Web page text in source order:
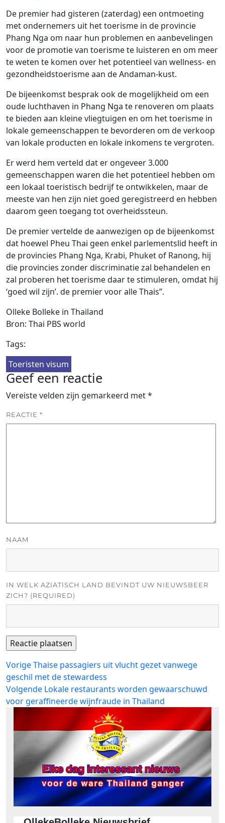
De premier had gisteren (zaterdag) een ontmoeting
met ondernemers uit het toerisme in de provincie
Phang Nga om naar hun problemen en aanbevelingen
voor de promotie van toerisme te luisteren en om meer
te weten te komen over het potentieel van wellness- en
gezondheidstoerisme aan de Andaman-kust.
De bijeenkomst besprak ook de mogelijkheid om een ​​
oude luchthaven in Phang Nga te renoveren om plaats
te bieden aan kleine vliegtuigen en om het toerisme in
lokale gemeenschappen te bevorderen om de verkoop
van lokale producten en lokale inkomens te vergroten.
Er werd hem verteld dat er ongeveer 3.000
gemeenschappen waren die het potentieel hebben om
een ​​lokaal toeristisch bedrijf te ontwikkelen, maar de
meeste van hen zijn niet goed geregistreerd en hebben
daarom geen toegang tot overheidssteun.
De premier vertelde de aanwezigen op de bijeenkomst
dat hoewel Pheu Thai geen enkel parlementslid heeft in
de provincies Phang Nga, Krabi, Phuket of Ranong, hij
die provincies zonder discriminatie zal behandelen en
zal proberen het toerisme daar te stimuleren, omdat hij
‘goed wil zijn’. de premier voor alle Thais”.
Olleke Bolleke in Thailand
Bron: Thai PBS world
Tags:
Toeristen visum
Geef een reactie
Vereiste velden zijn gemarkeerd met*
REACTIE *
NAAM
IN WELK AZIATISCH LAND BEVINDT UW NIEUWSBEER
ZICH? (REQUIRED)
Bericht
navigatie
VorigeVorig
bericht:
Thaise passagiers uit vlucht gezet vanwege
geschil met de stewardess
Volgende Volgend
bericht:
Lokale restaurants worden gewaarschuwd
voor geraffineerde wijnfraude in Thailand